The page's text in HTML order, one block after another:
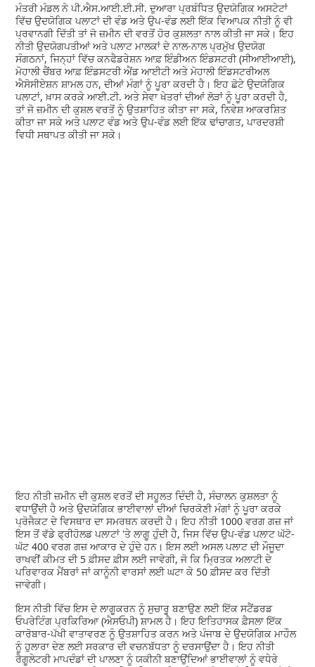
ਮੰਤਰੀ ਮੰਡਲ ਨੇ ਪੀ.ਐਸ.ਆਈ.ਈ.ਸੀ. ਦੁਆਰਾ ਪ੍ਰਬੰਧਿਤ ਉਦਯੋਗਿਕ ਅਸਟੇਟਾਂ
ਵਿੱਚ ਉਦਯੋਗਿਕ ਪਲਾਟਾਂ ਦੀ ਵੰਡ ਅਤੇ ਉਪ-ਵੰਡ ਲਈ ਇੱਕ ਵਿਆਪਕ ਨੀਤੀ ਨੂੰ ਵੀ
ਪ੍ਰਵਾਨਗੀ ਦਿੱਤੀ ਤਾਂ ਜੋ ਜ਼ਮੀਨ ਦੀ ਵਰਤੋਂ ਹੋਰ ਕੁਸ਼ਲਤਾ ਨਾਲ ਕੀਤੀ ਜਾ ਸਕੇ। ਇਹ
ਨੀਤੀ ਉਦਯੋਗਪਤੀਆਂ ਅਤੇ ਪਲਾਟ ਮਾਲਕਾਂ ਦੇ ਨਾਲ-ਨਾਲ ਪ੍ਰਮੁੱਖ ਉਦਯੋਗ
ਸੰਗਠਨਾਂ, ਜਿਨ੍ਹਾਂ ਵਿੱਚ ਕਨਫੈਡਰੇਸ਼ਨ ਆਫ਼ ਇੰਡੀਅਨ ਇੰਡਸਟਰੀ (ਸੀਆਈਆਈ),
ਮੋਹਾਲੀ ਚੈਂਬਰ ਆਫ਼ ਇੰਡਸਟਰੀ ਐਂਡ ਆਈਟੀ ਅਤੇ ਮੋਹਾਲੀ ਇੰਡਸਟਰੀਅਲ
ਐਸੋਸੀਏਸ਼ਨ ਸ਼ਾਮਲ ਹਨ, ਦੀਆਂ ਮੰਗਾਂ ਨੂੰ ਪੂਰਾ ਕਰਦੀ ਹੈ। ਇਹ ਛੋਟੇ ਉਦਯੋਗਿਕ
ਪਲਾਟਾਂ, ਖ਼ਾਸ ਕਰਕੇ ਆਈ.ਟੀ. ਅਤੇ ਸੇਵਾ ਖੇਤਰਾਂ ਦੀਆਂ ਲੋੜਾਂ ਨੂੰ ਪੂਰਾ ਕਰਦੀ ਹੈ,
ਤਾਂ ਜੋ ਜ਼ਮੀਨ ਦੀ ਕੁਸ਼ਲ ਵਰਤੋਂ ਨੂੰ ਉਤਸ਼ਾਹਿਤ ਕੀਤਾ ਜਾ ਸਕੇ, ਨਿਵੇਸ਼ ਆਕਰਸ਼ਿਤ
ਕੀਤਾ ਜਾ ਸਕੇ ਅਤੇ ਪਲਾਟ ਵੰਡ ਅਤੇ ਉਪ-ਵੰਡ ਲਈ ਇੱਕ ਢਾਂਚਾਗਤ, ਪਾਰਦਰਸ਼ੀ
ਵਿਧੀ ਸਥਾਪਤ ਕੀਤੀ ਜਾ ਸਕੇ।
ਇਹ ਨੀਤੀ ਜ਼ਮੀਨ ਦੀ ਕੁਸ਼ਲ ਵਰਤੋਂ ਦੀ ਸਹੂਲਤ ਦਿੰਦੀ ਹੈ, ਸੰਚਾਲਨ ਕੁਸ਼ਲਤਾ ਨੂੰ
ਵਧਾਉਂਦੀ ਹੈ ਅਤੇ ਉਦਯੋਗਿਕ ਭਾਈਵਾਲਾਂ ਦੀਆਂ ਚਿਰਕੋਣੀ ਮੰਗਾਂ ਨੂੰ ਪੂਰਾ ਕਰਕੇ
ਪ੍ਰੋਜੈਕਟ ਦੇ ਵਿਸਥਾਰ ਦਾ ਸਮਰਥਨ ਕਰਦੀ ਹੈ। ਇਹ ਨੀਤੀ 1000 ਵਰਗ ਗਜ਼ ਜਾਂ
ਇਸ ਤੋਂ ਵੱਡੇ ਫ੍ਰੀਹੋਲਡ ਪਲਾਟਾਂ 'ਤੇ ਲਾਗੂ ਹੁੰਦੀ ਹੈ, ਜਿਸ ਵਿੱਚ ਉਪ-ਵੰਡ ਪਲਾਟ ਘੱਟੋ-
ਘੱਟ 400 ਵਰਗ ਗਜ਼ ਆਕਾਰ ਦੇ ਹੁੰਦੇ ਹਨ। ਇਸ ਲਈ ਅਸਲ ਪਲਾਟ ਦੀ ਮੌਜੂਦਾ
ਰਾਖਵੀਂ ਕੀਮਤ ਦੀ 5 ਫ਼ੀਸਦ ਫ਼ੀਸ ਲਈ ਜਾਵੇਗੀ, ਜੋ ਕਿ ਮ੍ਰਿਤਕ ਅਲਾਟੀ ਦੇ
ਪਰਿਵਾਰਕ ਮੈਂਬਰਾਂ ਜਾਂ ਕਾਨੂੰਨੀ ਵਾਰਸਾਂ ਲਈ ਘਟਾ ਕੇ 50 ਫ਼ੀਸਦ ਕਰ ਦਿੱਤੀ
ਜਾਵੇਗੀ।
ਇਸ ਨੀਤੀ ਵਿੱਚ ਇਸ ਦੇ ਲਾਗੂਕਰਨ ਨੂੰ ਸੁਚਾਰੂ ਬਣਾਉਣ ਲਈ ਇੱਕ ਸਟੈਂਡਰਡ
ਓਪਰੇਟਿੰਗ ਪ੍ਰਕਿਰਿਆ (ਐਸਓਪੀ) ਸ਼ਾਮਲ ਹੈ। ਇਹ ਇਤਿਹਾਸਕ ਫ਼ੈਸਲਾ ਇੱਕ
ਕਾਰੋਬਾਰ-ਪੱਖੀ ਵਾਤਾਵਰਣ ਨੂੰ ਉਤਸ਼ਾਹਿਤ ਕਰਨ ਅਤੇ ਪੰਜਾਬ ਦੇ ਉਦਯੋਗਿਕ ਮਾਹੌਲ
ਨੂੰ ਹੁਲਾਰਾ ਦੇਣ ਲਈ ਸਰਕਾਰ ਦੀ ਵਚਨਬੱਧਤਾ ਨੂੰ ਦਰਸਾਉਂਦਾ ਹੈ। ਇਹ ਨੀਤੀ
ਰੈਗੂਲੇਟਰੀ ਮਾਪਦੰਡਾਂ ਦੀ ਪਾਲਣਾ ਨੂੰ ਯਕੀਨੀ ਬਣਾਉਂਦਿਆਂ ਭਾਈਵਾਲਾਂ ਨੂੰ ਵਧੇਰੇ